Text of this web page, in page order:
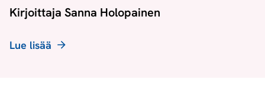
Kirjoittaja Sanna Holopainen
Lue lisää